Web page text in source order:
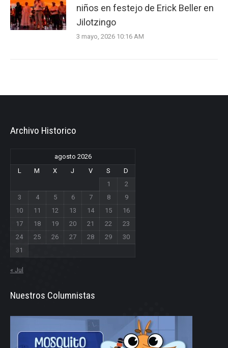
niños en festejo de Erick Beller en
Jilotzingo
3 mayo, 2026 10:16 AM
Archivo Historico
agosto 2026
L
M X J V S
D
1
2
3
4 5 6 7 8
9
10
11 12 13 14 15
16
17
18 19 20 21 22
23
24
25 26 27 28 29
30
31
« Jul
Nuestros Columnistas